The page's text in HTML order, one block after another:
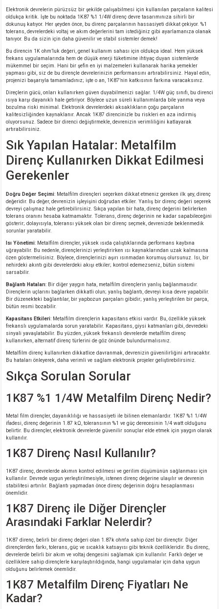
Elektronik devrelerin pürüzsüz bir şekilde çalışabilmesi için kullanılan parçaların kalitesi
oldukça kritik. İşte bu noktada 1K87 %1 1/4W direnç devre tasarımınıza sihirli bir
dokunuş katıyor. Her şeyden önce, bu direnç parçalarının hassasiyeti dikkat çekiyor. %1
tolerans, devrelerdeki voltaj ve akım değerlerini tam istediğiniz gibi ayarlamanıza olanak
tanıyor. Bu da sizin için daha güvenilir ve stabil sistemler demek!
Bu direncin 1K ohm’luk değeri, genel kullanım sahası için oldukça ideal. Hem yüksek
frekans uygulamalarında hem de düşük enerji tüketimine ihtiyaç duyan sistemlerde
mükemmel bir seçim. Hani bir şefin en iyi malzemeleri kullanarak harika yemekler
yapması gibi, siz de bu dirençle devrelerinizin performansını artırabilirsiniz. Hayal edin,
projenizi başarıyla tamamladınız; işte o an, 1K87’nin katkısının farkına varacaksınız.
Direçlerin gücü, onları kullanırken güven duyabilmenizi sağlar. 1/4W güç sınıfı, bu direnci
ısıya karşı dayanıklı hale getiriyor. Böylece uzun süreli kullanımlarda bile yanma veya
bozulma riski minimal. Elektronik devrelerdeki aksaklıkların çoğu parçaların
kalitesizliğinden kaynaklanır. Ancak 1K87 direncinizle bu riskleri en aza indirmiş
oluyorsunuz. Sadece bir direnci değiştirmekle, devrenizin verimliliğini katlayarak
artırabilirsiniz.
Sık Yapılan Hatalar: Metalfilm
Direnç Kullanırken Dikkat Edilmesi
Gerekenler
Doğru Değer Seçimi: Metalfilm dirençleri seçerken dikkat etmeniz gereken ilk şey, direnç
değeridir. Bu değer, devrenizin işleyişini doğrudan etkiler. Yanlış bir direnç değeri seçerek
devreyi çalışmaz hale getirebilirsiniz. Sıkça yapılan bir hata, direnç değerini belirlerken
tolerans oranını hesaba katmamaktır. Tolerans, direnç değerinin ne kadar sapabileceğini
gösterir; dolayısıyla, toleransı yüksek olan bir direnç seçmek, devrenizde beklenmedik
sorunlar yaratabilir.
Isı Yönetimi: Metalfilm dirençler, yüksek ısıda çalıştıklarında performans kaybına
uğrayabilir. Bu nedenle, dirençlerinizi yerleştirirken ısı kaynaklarından uzak kalmasına
özen göstermelisiniz. Böylece, dirençlerinizi aşırı ısınmadan korumuş olursunuz. Isı, bir
nehirdeki akıntı gibi devrelerdeki akışı etkiler; kontrol edemezseniz, bütün sistemi
sarsabilir.
Bağlantı Hataları: Bir diğer yaygın hata, metalfilm dirençlerin yanlış bağlanmasıdır.
Dirençlerin uçlarını bağlarken dikkatli olun; yanlış bağlantı, devreyi kısa devre yapabilir.
Bir düzenekteki bağlantılar, bir yapbozun parçaları gibidir; yanlış yerleştirilen bir parça,
bütün resmi bozabilir.
Kapasitans Etkileri: Metalfilm dirençlerin kapasitans etkisi vardır. Bu, özellikle yüksek
frekanslı uygulamalarda sorun yaratabilir. Kapasitans, giysi katmanları gibi, devredeki
sinyali yavaşlatabilir. Bu yüzden, yüksek frekanslı devrelerde metalfilm direnç
kullanırken, alternatif direnç türlerini de göz önünde bulundurmalısınız.
Metalfilm direnç kullanırken dikkatlice davranmak, devrenizin güvenilirliğini artıracaktır.
Bu hataları önleyerek, daha verimli ve sağlam elektronik projeler geliştirebilirsiniz.
Sıkça Sorulan Sorular
1K87 %1 1/4W Metalfilm Direnç Nedir?
Metal film dirençler, dayanıklılığı ve hassasiyeti ile bilinen elemanlardır. 1K87 %1 1/4W
ifadesi, direnç değerinin 1.87 kΩ, toleransının %1 ve güç derecesinin 1/4 watt olduğunu
belirtir. Bu dirençler, elektronik devrelerde güvenilir sonuçlar elde etmek için yaygın olarak
kullanılır.
1K87 Direnç Nasıl Kullanılır?
1K87 direnç, devrelerde akımın kontrol edilmesi ve gerilim düşümünün sağlanması için
kullanılır. Devrede uygun yerleştirilmesiyle, istenen direnç değerine ulaşılır ve devrenin
stabilitesi artırılır. Bağlantı yapmadan önce direnç değerinin doğru hesaplanması
önemlidir.
1K87 Direnç ile Diğer Dirençler
Arasındaki Farklar Nelerdir?
1K87 direnç, belirli bir direnç değeri olan 1.87k ohm'a sahip özel bir dirençtir. Diğer
dirençlerden farkı, tolerans, güç ve sıcaklık katsayısı gibi teknik özellikleridir. Bu direnç,
devrelerde belirli bir akım ve voltaj dengesini sağlamak için kullanılır. Farklı değer ve
özelliklere sahip dirençlerle karşılaştırıldığında, hangi uygulamalar için daha uygun
olduğunu belirlemek önemlidir.
1K87 Metalfilm Direnç Fiyatları Ne
Kadar?